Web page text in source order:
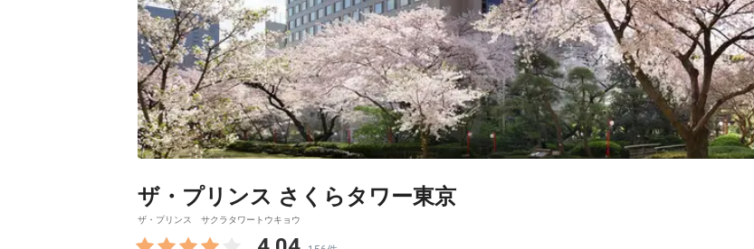
ザ・プリンス さくらタワー東京
ザ・プリンス サクラタワートウキョウ